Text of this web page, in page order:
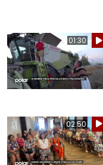
01:30
02:50